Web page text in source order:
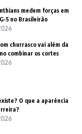
medem forças em
5 no Brasileirão
churrasco vai além da
combinar os cortes
O que a aparência